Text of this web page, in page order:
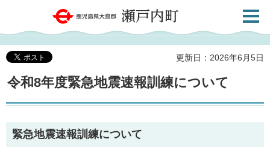
鹿児島県大島郡 瀬戸内町
共通メ
更新日：2026年6月5日
令和8年度緊急地震速報訓練について
緊急地震速報訓練について